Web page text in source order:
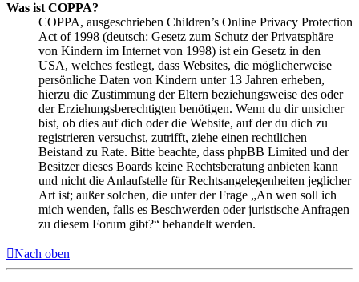
Was ist COPPA?
COPPA, ausgeschrieben Children’s Online Privacy Protection
Act of 1998 (deutsch: Gesetz zum Schutz der Privatsphäre
von Kindern im Internet von 1998) ist ein Gesetz in den
USA, welches festlegt, dass Websites, die möglicherweise
persönliche Daten von Kindern unter 13 Jahren erheben,
hierzu die Zustimmung der Eltern beziehungsweise des oder
der Erziehungsberechtigten benötigen. Wenn du dir unsicher
bist, ob dies auf dich oder die Website, auf der du dich zu
registrieren versuchst, zutrifft, ziehe einen rechtlichen
Beistand zu Rate. Bitte beachte, dass phpBB Limited und der
Besitzer dieses Boards keine Rechtsberatung anbieten kann
und nicht die Anlaufstelle für Rechtsangelegenheiten jeglicher
Art ist; außer solchen, die unter der Frage „An wen soll ich
mich wenden, falls es Beschwerden oder juristische Anfragen
zu diesem Forum gibt?“ behandelt werden.
Nach oben